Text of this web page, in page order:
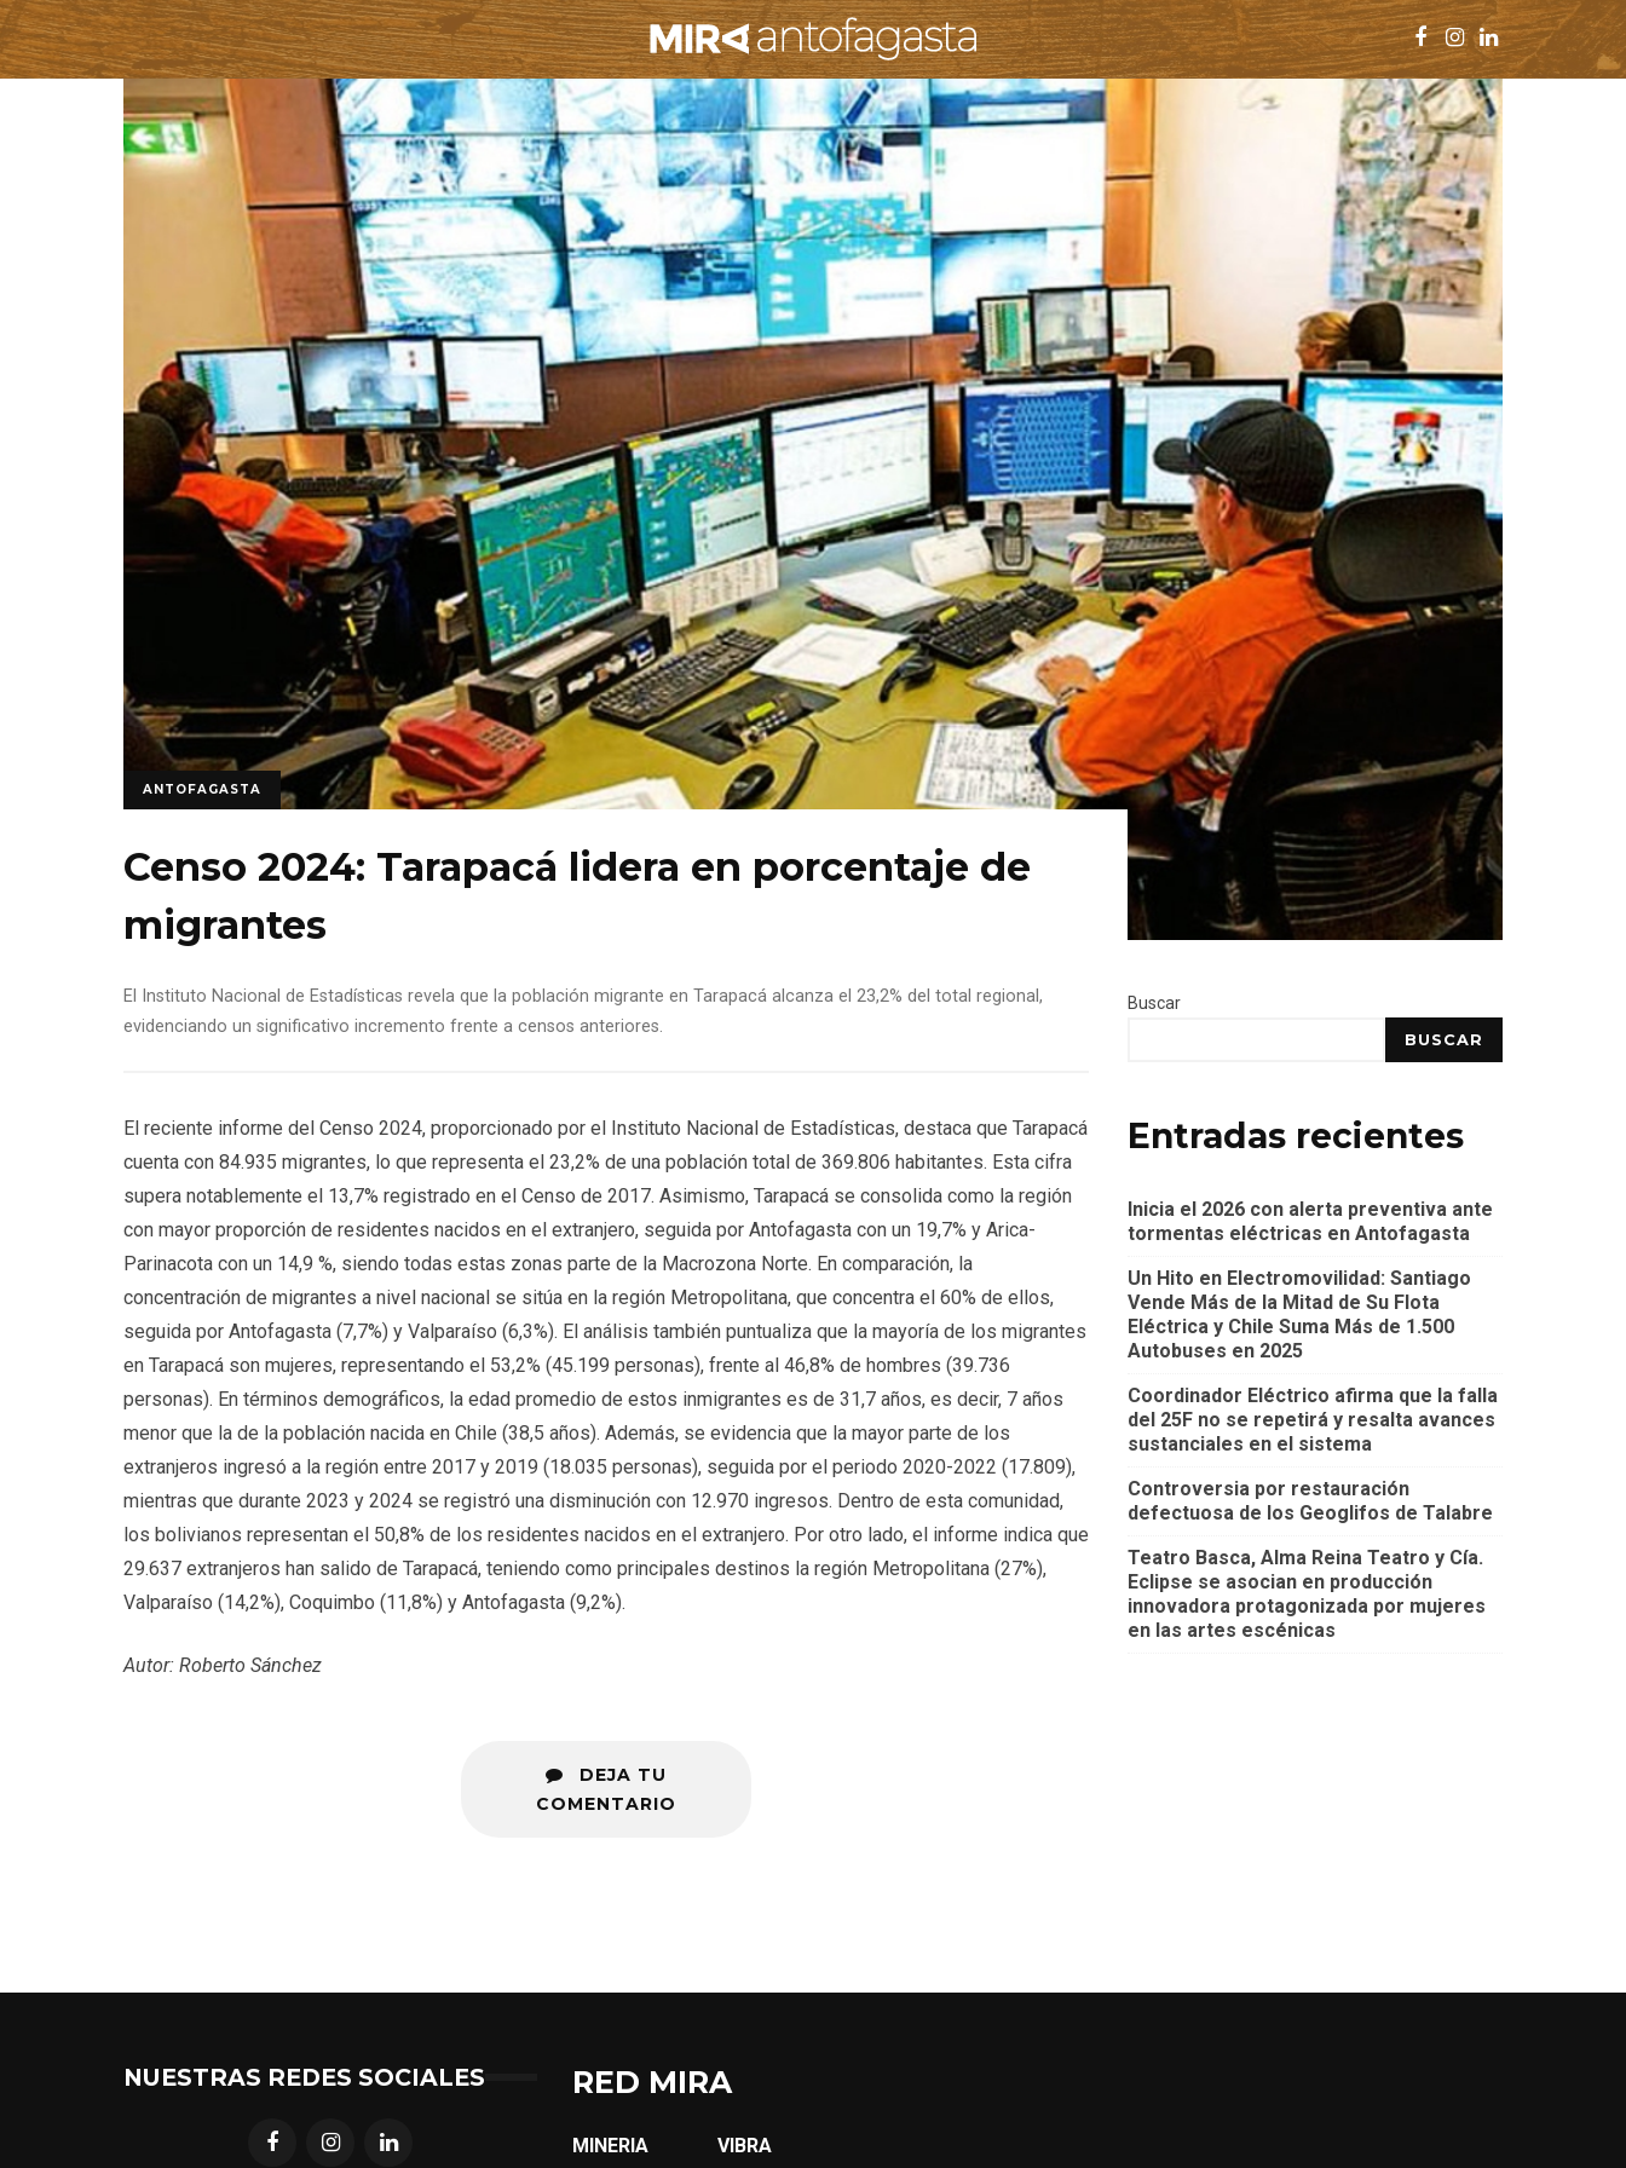
ANTOFAGASTA
Censo 2024: Tarapacá lidera en porcentaje de
migrantes
El Instituto Nacional de Estadísticas revela que la población migrante en Tarapacá alcanza el 23,2% del total regional,
evidenciando un significativo incremento frente a censos anteriores.
El reciente informe del Censo 2024, proporcionado por el Instituto Nacional de Estadísticas, destaca que Tarapacá
cuenta con 84.935 migrantes, lo que representa el 23,2% de una población total de 369.806 habitantes. Esta cifra
supera notablemente el 13,7% registrado en el Censo de 2017. Asimismo, Tarapacá se consolida como la región
con mayor proporción de residentes nacidos en el extranjero, seguida por Antofagasta con un 19,7% y Arica-
Parinacota con un 14,9 %, siendo todas estas zonas parte de la Macrozona Norte. En comparación, la
concentración de migrantes a nivel nacional se sitúa en la región Metropolitana, que concentra el 60% de ellos,
seguida por Antofagasta (7,7%) y Valparaíso (6,3%). El análisis también puntualiza que la mayoría de los migrantes
en Tarapacá son mujeres, representando el 53,2% (45.199 personas), frente al 46,8% de hombres (39.736
personas). En términos demográficos, la edad promedio de estos inmigrantes es de 31,7 años, es decir, 7 años
menor que la de la población nacida en Chile (38,5 años). Además, se evidencia que la mayor parte de los
extranjeros ingresó a la región entre 2017 y 2019 (18.035 personas), seguida por el periodo 2020-2022 (17.809),
mientras que durante 2023 y 2024 se registró una disminución con 12.970 ingresos. Dentro de esta comunidad,
los bolivianos representan el 50,8% de los residentes nacidos en el extranjero. Por otro lado, el informe indica que
29.637 extranjeros han salido de Tarapacá, teniendo como principales destinos la región Metropolitana (27%),
Valparaíso (14,2%), Coquimbo (11,8%) y Antofagasta (9,2%).
Autor: Roberto Sánchez
DEJA TU
COMENTARIO
Buscar
BUSCAR
Entradas recientes
Inicia el 2026 con alerta preventiva ante
tormentas eléctricas en Antofagasta
Un Hito en Electromovilidad: Santiago
Vende Más de la Mitad de Su Flota
Eléctrica y Chile Suma Más de 1.500
Autobuses en 2025
Coordinador Eléctrico afirma que la falla
del 25F no se repetirá y resalta avances
sustanciales en el sistema
Controversia por restauración
defectuosa de los Geoglifos de Talabre
Teatro Basca, Alma Reina Teatro y Cía.
Eclipse se asocian en producción
innovadora protagonizada por mujeres
en las artes escénicas
NUESTRAS REDES SOCIALES RED MIRA
MINERIA
VIBRA